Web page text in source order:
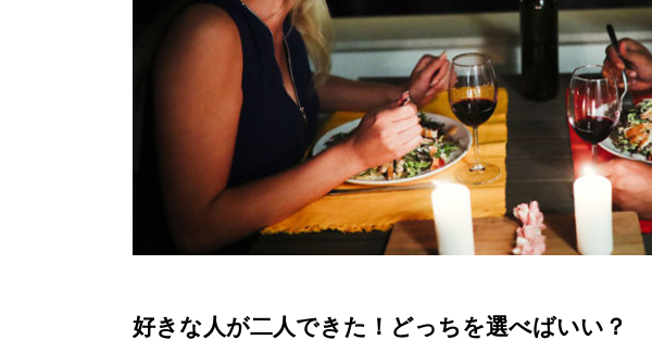
好きな人が二人できた！どっちを選べばいい？